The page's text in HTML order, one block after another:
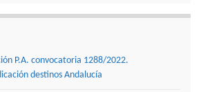
P.A. convocatoria 1288/2022.
destinos Andalucía